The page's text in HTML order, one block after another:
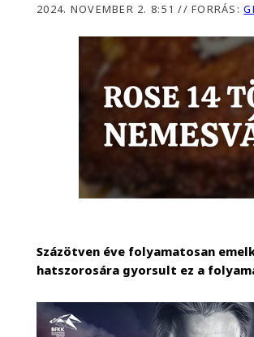
2024. NOVEMBER 2. 8:51// FORRÁS:
Százötven éve folyamatosan
hatszorosára gyorsult ez a